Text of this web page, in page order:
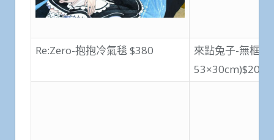
Re:Zero-抱抱冷氣毯 $380
來點兔子-無框掛
53×30cm)$200